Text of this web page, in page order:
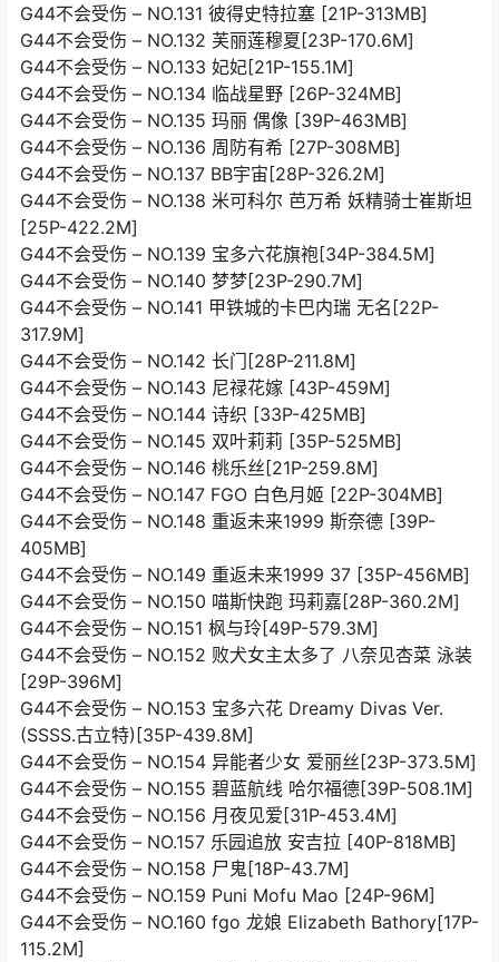
G44不会受伤 – NO.131 彼得史特拉塞 [21P-313MB]
G44不会受伤 – NO.132 芙丽莲穆夏[23P-170.6M]
G44不会受伤 – NO.133 妃妃[21P-155.1M]
G44不会受伤 – NO.134 临战星野 [26P-324MB]
G44不会受伤 – NO.135 玛丽 偶像 [39P-463MB]
G44不会受伤 – NO.136 周防有希 [27P-308MB]
G44不会受伤 – NO.137 BB宇宙[28P-326.2M]
G44不会受伤 – NO.138 米可科尔 芭万希 妖精骑士崔斯坦
[25P-422.2M]
G44不会受伤 – NO.139 宝多六花旗袍[34P-384.5M]
G44不会受伤 – NO.140 梦梦[23P-290.7M]
G44不会受伤 – NO.141 甲铁城的卡巴内瑞 无名[22P-
317.9M]
G44不会受伤 – NO.142 长门[28P-211.8M]
G44不会受伤 – NO.143 尼禄花嫁 [43P-459M]
G44不会受伤 – NO.144 诗织 [33P-425MB]
G44不会受伤 – NO.145 双叶莉莉 [35P-525MB]
G44不会受伤 – NO.146 桃乐丝[21P-259.8M]
G44不会受伤 – NO.147 FGO 白色月姬 [22P-304MB]
G44不会受伤 – NO.148 重返未来1999 斯奈德 [39P-
405MB]
G44不会受伤 – NO.149 重返未来1999 37 [35P-456MB]
G44不会受伤 – NO.150 喵斯快跑 玛莉嘉[28P-360.2M]
G44不会受伤 – NO.151 枫与玲[49P-579.3M]
G44不会受伤 – NO.152 败犬女主太多了 八奈见杏菜 泳装
[29P-396M]
G44不会受伤 – NO.153 宝多六花 Dreamy Divas Ver.
(SSSS.古立特)[35P-439.8M]
G44不会受伤 – NO.154 异能者少女 爱丽丝[23P-373.5M]
G44不会受伤 – NO.155 碧蓝航线 哈尔福德[39P-508.1M]
G44不会受伤 – NO.156 月夜见爱[31P-453.4M]
G44不会受伤 – NO.157 乐园追放 安吉拉 [40P-818MB]
G44不会受伤 – NO.158 尸鬼[18P-43.7M]
G44不会受伤 – NO.159 Puni Mofu Mao [24P-96M]
G44不会受伤 – NO.160 fgo 龙娘 Elizabeth Bathory[17P-
115.2M]